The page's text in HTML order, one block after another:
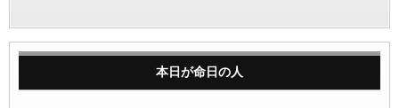
本日が命日の人